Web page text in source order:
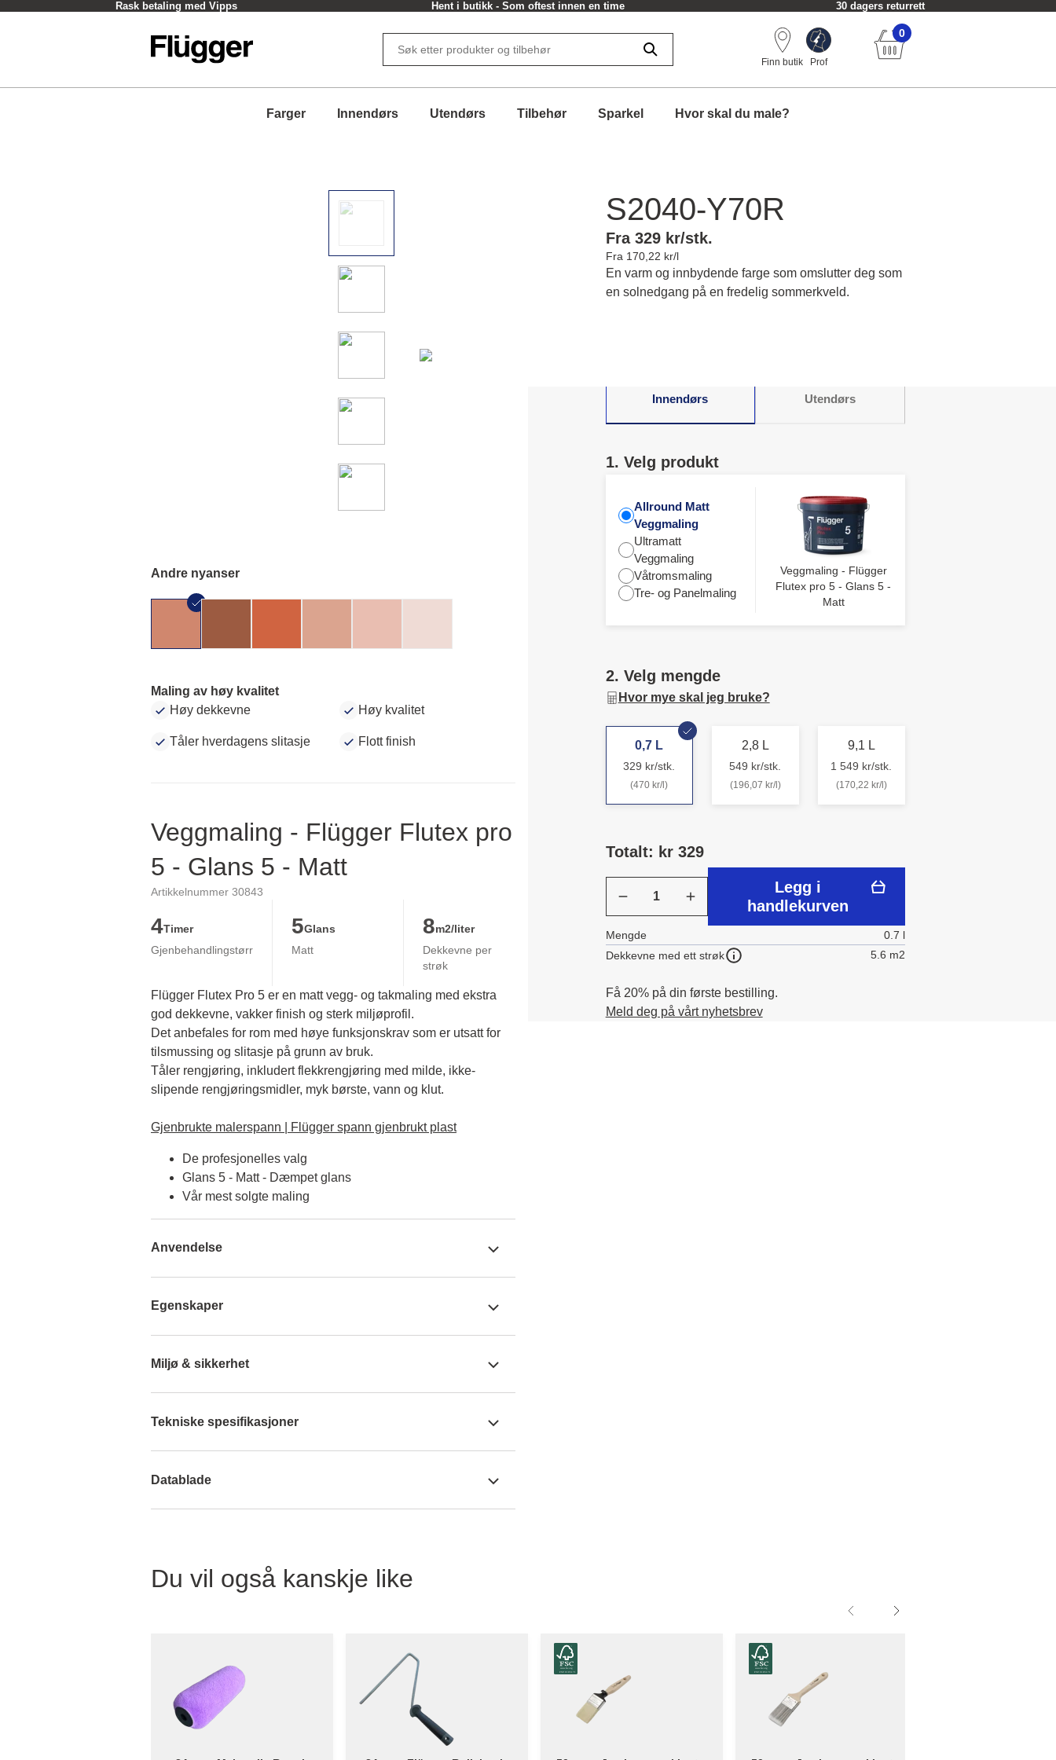
Rask betaling med Vipps Hent i butikk - Som oftest innen en time 30 dagers returrett
Finn butik Prof
0
Farger Innendørs Utendørs Tilbehør Sparkel Hvor skal du male?
Andre nyanser
Maling av høy kvalitet
Høy dekkevne
Høy kvalitet
Tåler hverdagens slitasje Flott finish
Veggmaling - Flügger Flutex pro
5 - Glans 5 - Matt
Artikkelnummer 30843
4Timer
Gjenbehandlingstørr
5Glans
Matt
8m2/liter
Dekkevne per
strøk
Flügger Flutex Pro 5 er en matt vegg- og takmaling med ekstra
god dekkevne, vakker finish og sterk miljøprofil.
Det anbefales for rom med høye funksjonskrav som er utsatt for
tilsmussing og slitasje på grunn av bruk.
Tåler rengjøring, inkludert flekkrengjøring med milde, ikke-
slipende rengjøringsmidler, myk børste, vann og klut.
Gjenbrukte malerspann | Flügger spann gjenbrukt plast
De profesjonelles valg
Glans 5 - Matt - Dæmpet glans
Vår mest solgte maling
Anvendelse
Egenskaper
Miljø & sikkerhet
Tekniske spesifikasjoner
Datablade
S2040-Y70R
Fra 329 kr/stk.
Fra 170,22 kr/l
En varm og innbydende farge som omslutter deg som
en solnedgang på en fredelig sommerkveld.
Innendørs Utendørs
1. Velg produkt
Allround Matt
Veggmaling
Ultramatt
Veggmaling
Våtromsmaling
Tre- og Panelmaling
Veggmaling - Flügger
Flutex pro 5 - Glans 5 -
Matt
2. Velg mengde
Hvor mye skal jeg bruke?
0,7 L
329 kr/stk.
(470 kr/l)
2,8 L
549 kr/stk.
(196,07 kr/l)
9,1 L
1 549 kr/stk.
(170,22 kr/l)
Totalt: kr 329
Legg i
handlekurven
Mengde
0.7 l
Dekkevne med ett strøk
5.6 m2
Få 20% på din første bestilling.
Meld deg på vårt nyhetsbrev
Du vil også kanskje like